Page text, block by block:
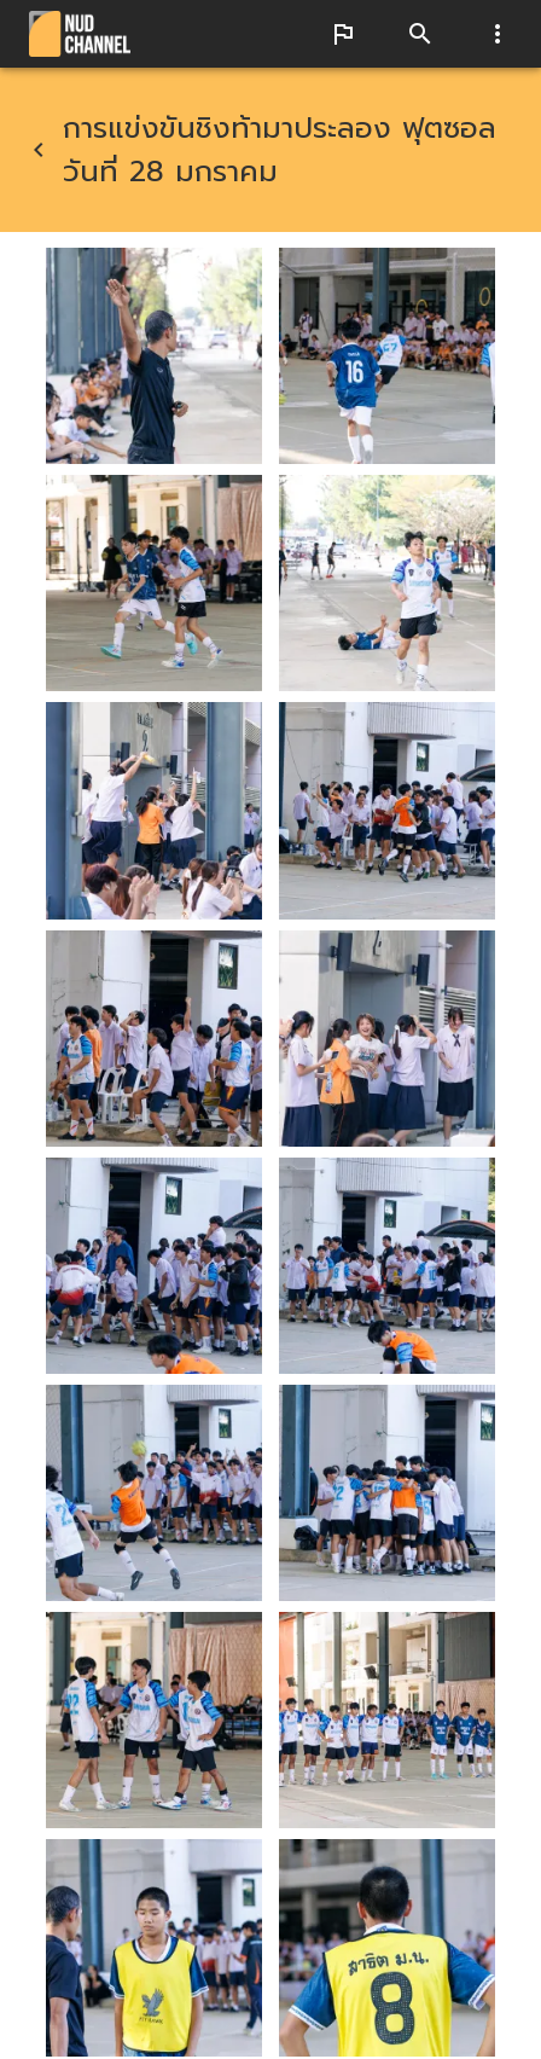
การแข่งขันชิงท้ามาประลอง ฟุตซอล
วันที่ 28 มกราคม